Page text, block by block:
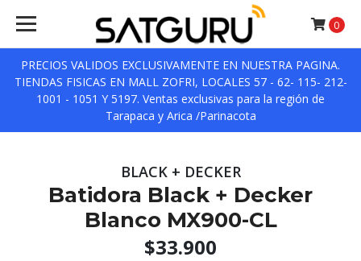
PRECIOS VALIDOS EXCLUSIVAMENTE EN NUESTRA PAGINA.
TIENDAS FISICAS EN MALL ZOFRI, LOCALES 57 - 62- 115- 212-
1001 - 1051 Y 5197. Ventas exclusivas para la región de
Tarapaca y Arica /Parinacota
0
BLACK + DECKER
Batidora Black + Decker
Blanco MX900-CL
$33.900